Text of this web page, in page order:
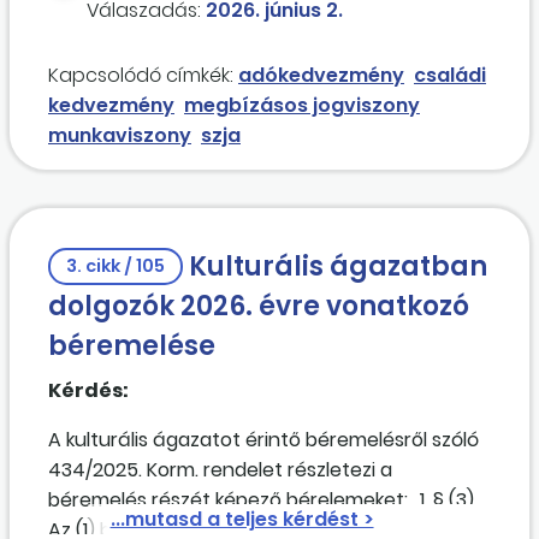
új adószám kiadását megelőző időszakra
december hónapban kapta meg. Az éves
e a három gyermeket nevelő anyák
kedvezménye?
Válaszadás: 2026. június 2.
Kapcsolódó címkék: adókedvezmény családi
kedvezmény megbízásos jogviszony
munkaviszony szja
3. cikk / 105
Kulturális ágazatban
dolgozók 2026. évre vonatkozó
béremelése
Kérdés:
A kulturális ágazatot érintő béremelésről szóló
434/2025. Korm. rendelet részletezi a
béremelés részét képező bérelemeket: „1. § (3)
Az (1) bekezdés szerinti béremelést a 2025.